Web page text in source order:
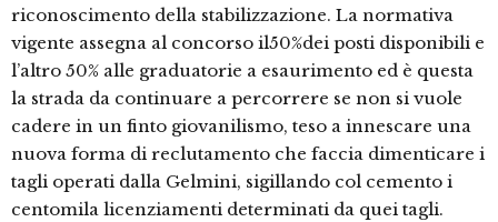
riconoscimento della stabilizzazione. La normativa
vigente assegna al concorso il50%dei posti disponibili e
l’altro 50% alle graduatorie a esaurimento ed è questa
la strada da continuare a percorrere se non si vuole
cadere in un finto giovanilismo, teso a innescare una
nuova forma di reclutamento che faccia dimenticare i
tagli operati dalla Gelmini, sigillando col cemento i
centomila licenziamenti determinati da quei tagli.